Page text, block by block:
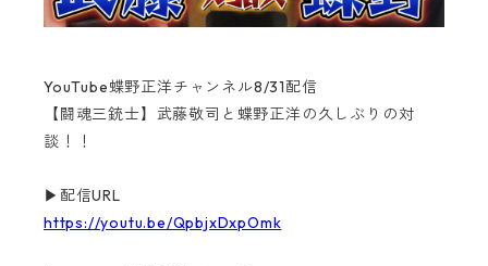
YouTube蝶野正洋チャンネル8/31配信
【闘魂三銃士】武藤敬司と蝶野正洋の久しぶりの対
談！！
▶配信URL
https://youtu.be/QpbjxDxpOmk